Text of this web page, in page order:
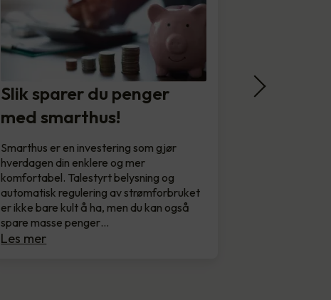
Slik sparer du penger
med smarthus!
Smarthus er en investering som gjør
hverdagen din enklere og mer
komfortabel. Talestyrt belysning og
automatisk regulering av strømforbruket
er ikke bare kult å ha, men du kan også
spare masse penger…
Les mer